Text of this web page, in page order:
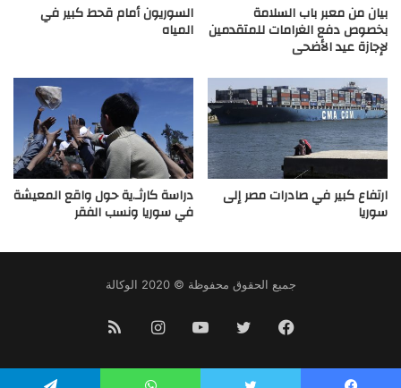
بيان من معبر باب السلامة
بخصوص دفع الغرامات للمتقدمين
لإجازة عيد الأضحى
السوريون أمام قحط كبير في
المياه
ارتفاع كبير في صادرات مصر إلى
سوريا
دراسة كارثـ.ية حول واقع المعيشة
في سوريا ونسب الفقر
جميع الحقوق محفوظة © 2020 الوكالة
فيسبوك تويتر يوتيوب انستقرام
الموقع